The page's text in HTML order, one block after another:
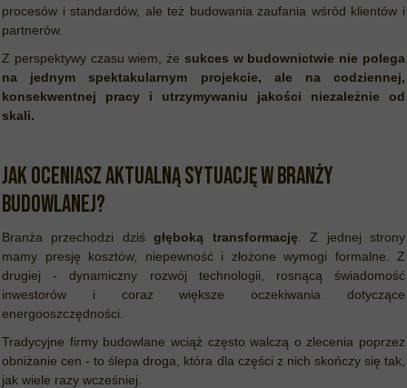
procesów i standardów, ale też budowania zaufania wśród klientów i
partnerów.
Z perspektywy czasu wiem, że sukces w budownictwie nie polega
na jednym spektakularnym projekcie, ale na codziennej,
konsekwentnej pracy i utrzymywaniu jakości niezależnie od
skali.
Jak oceniasz aktualną sytuację w branży
budowlanej?
Branża przechodzi dziśgłęboką transformację . Z jednej strony
mamy presję kosztów, niepewność i złożone wymogi formalne. Z
drugiej - dynamiczny rozwój technologii, rosnącą świadomość
inwestorów i coraz większe oczekiwania dotyczące
energooszczędności.
Tradycyjne firmy budowlane wciąż często walczą o zlecenia poprzez
obniżanie cen - to ślepa droga, która dla części z nich skończy się tak,
jak wiele razy wcześniej.